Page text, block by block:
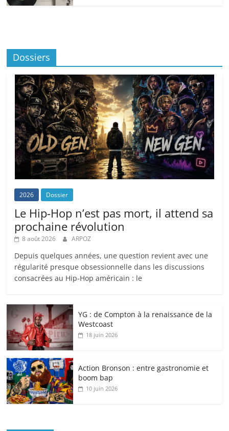
Dossiers
2026 Dossier
Le Hip-Hop n’est pas mort, il attend sa
prochaine révolution
8 août 2026 ARPOZ
Depuis quelques années, une question revient avec une
régularité presque obsessionnelle dans les discussions
consacrées au Hip-Hop américain : le
YG : de Compton à la renaissance de la
Westcoast
18 juin 2026
Action Bronson : entre gastronomie et
boom bap
10 juin 2026